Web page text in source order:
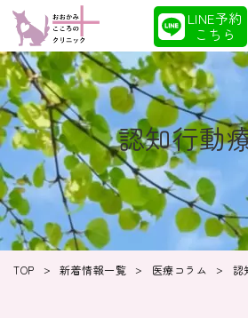
LINE予約
こちら
初めての方へ
診療案内
認知行動
TOP > 新着情報一覧 > 医療コラム > 認